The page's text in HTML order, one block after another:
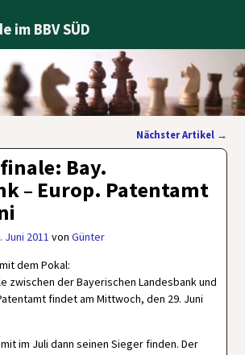
im BBV SÜD
Nächster Artikel →
Bay.
– Europ. Patentamt
Juni 2011 vonGünter
dem Pokal:
zwischen der Bayerischen Landesbank und
findet am Mittwoch, den 29. Juni
im Juli dann seinen Sieger finden. Der